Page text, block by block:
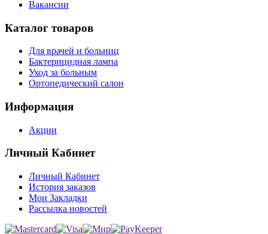
Вакансии
Каталог товаров
Для врачей и больниц
Бактерицидная лампа
Уход за больным
Ортопедический салон
Информация
Акции
Личный Кабинет
Личный Кабинет
История заказов
Мои Закладки
Рассылка новостей